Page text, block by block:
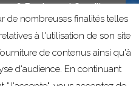
• 16 Boulevard Camille
• Tél 05 63 04 67 00
04 67 67
sur les cookies
de nombreuses finalités telles
à l'utilisation de son site
de contenus ainsi qu'à
d'audience. En continuant